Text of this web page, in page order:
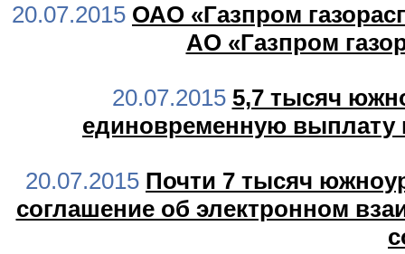
20.07.2015 ОАО «Газпром
АО «Газпром
20.07.2015 5,7 тысяч
единовременную выплату
20.07.2015 Почти 7 тысяч
соглашение об электронном